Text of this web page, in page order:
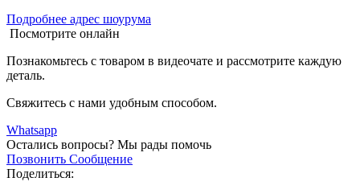
Подробнее адрес шоурума
Посмотрите онлайн
Познакомьтесь с товаром в видеочате и рассмотрите каждую
деталь.
Свяжитесь с нами удобным способом.
Whatsapp
Остались вопросы? Мы рады помочь
Позвонить Сообщение
Поделиться: